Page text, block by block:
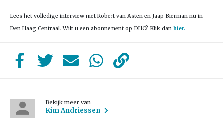
Lees het volledige interview met Robert van Asten en Jaap Bierman nu in
Den Haag Centraal. Wilt u een abonnement op DHC? Klik dan hier.
Bekijk meer van
Kim Andriessen